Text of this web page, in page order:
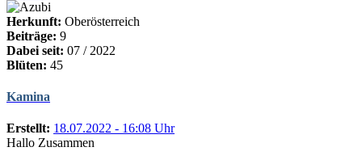
Herkunft: Oberösterreich
Beiträge: 9
Dabei seit: 07 / 2022
Blüten: 45
Kamina
Erstellt: 18.07.2022 - 16:08 Uhr
Hallo Zusammen